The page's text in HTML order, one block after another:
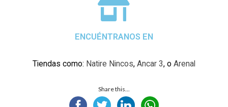
ENCUÉNTRANOS EN
Tiendas como: Natire Nincos,Ancar 3, o Arenal
Share this...